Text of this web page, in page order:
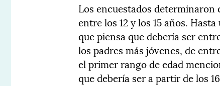
Los encuestados determinaron
entre los 12 y los 15 años.
que piensa que debería ser
los padres más jóvenes, de
el primer rango de edad
que debería ser a partir de los